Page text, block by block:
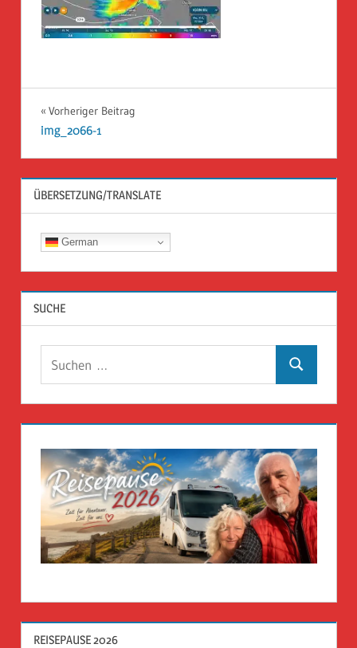
Beitragsnavigation
Vorheriger Beitrag
img_2066-1
ÜBERSETZUNG/TRANSLATE
German
SUCHE
Suchen
REISEPAUSE 2026